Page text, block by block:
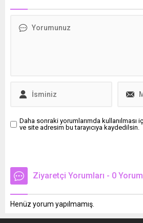
profesyonel hizmet anlayışı,
Sunlıght Kuaför ve...
Daha sonraki yorumlarımda kullanılması
ve site adresim bu tarayıcıya kaydedilsin.
Ziyaretçi Yorumları - 0 Yorum
Henüz yorum yapılmamış.